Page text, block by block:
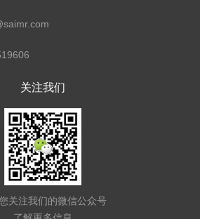
关注我们
关注我们的微信公众号